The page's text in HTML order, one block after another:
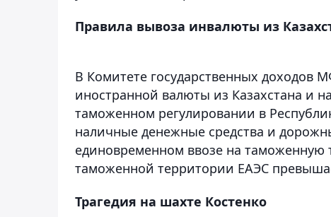
Правила вывоза инвалюты из
В Комитете государственных доходов
иностранной валюты из Казахстана и
таможенном регулировании в
наличные денежные средства и
единовременном ввозе на
таможенной территории ЕАЭС
Трагедия на шахте Костенко